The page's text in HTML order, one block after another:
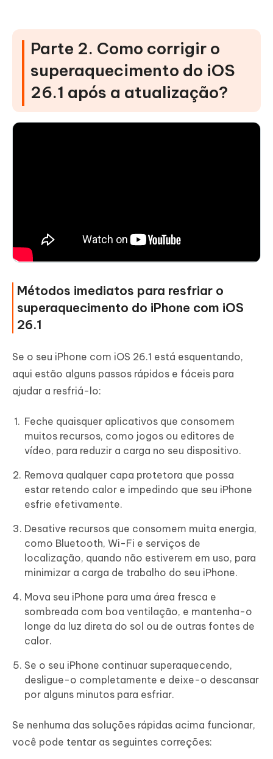
Parte 2. Como corrigir o
superaquecimento do iOS
26.1 após a atualização?
Métodos imediatos para resfriar o
superaquecimento do iPhone com iOS
26.1
Se o seu iPhone com iOS 26.1 está esquentando,
aqui estão alguns passos rápidos e fáceis para
ajudar a resfriá-lo:
Feche quaisquer aplicativos que consomem
muitos recursos, como jogos ou editores de
vídeo, para reduzir a carga no seu dispositivo.
Remova qualquer capa protetora que possa
estar retendo calor e impedindo que seu iPhone
esfrie efetivamente.
Desative recursos que consomem muita energia,
como Bluetooth, Wi-Fi e serviços de
localização, quando não estiverem em uso, para
minimizar a carga de trabalho do seu iPhone.
Mova seu iPhone para uma área fresca e
sombreada com boa ventilação, e mantenha-o
longe da luz direta do sol ou de outras fontes de
calor.
Se o seu iPhone continuar superaquecendo,
desligue-o completamente e deixe-o descansar
por alguns minutos para esfriar.
Se nenhuma das soluções rápidas acima funcionar,
você pode tentar as seguintes correções: